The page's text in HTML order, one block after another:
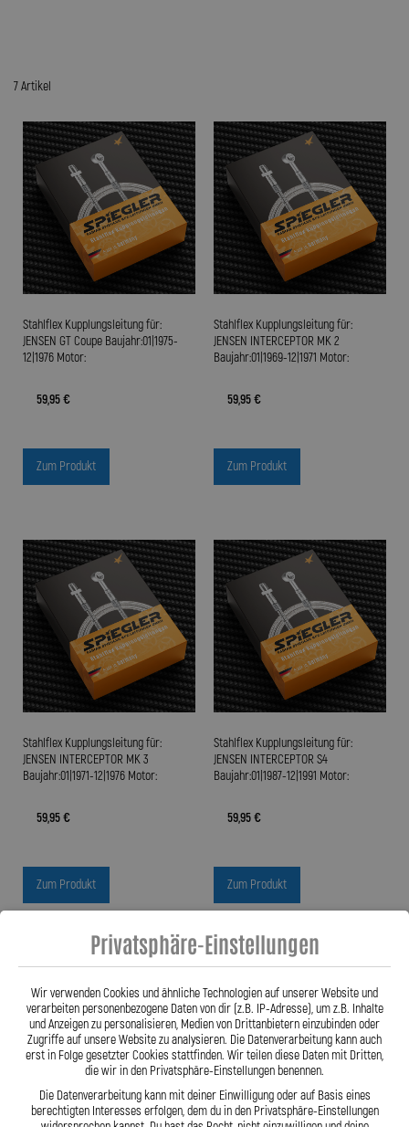
7 Artikel
Stahlflex Kupplungsleitung für:
JENSEN GT Coupe Baujahr:01|1975-
12|1976 Motor:
59,95 €
Zum Produkt
Stahlflex Kupplungsleitung für:
JENSEN INTERCEPTOR MK 2
Baujahr:01|1969-12|1971 Motor:
59,95 €
Zum Produkt
Stahlflex Kupplungsleitung für:
JENSEN INTERCEPTOR MK 3
Baujahr:01|1971-12|1976 Motor:
59,95 €
Zum Produkt
Stahlflex Kupplungsleitung für:
JENSEN INTERCEPTOR S4
Baujahr:01|1987-12|1991 Motor:
59,95 €
Zum Produkt
Privatsphäre-Einstellungen
Wir verwenden Cookies und ähnliche Technologien auf unserer Website und
verarbeiten personenbezogene Daten von dir (z.B. IP-Adresse), um z.B. Inhalte
und Anzeigen zu personalisieren, Medien von Drittanbietern einzubinden oder
Zugriffe auf unsere Website zu analysieren. Die Datenverarbeitung kann auch
erst in Folge gesetzter Cookies stattfinden. Wir teilen diese Daten mit Dritten,
die wir in den Privatsphäre-Einstellungen benennen.
Die Datenverarbeitung kann mit deiner Einwilligung oder auf Basis eines
berechtigten Interesses erfolgen, dem du in den Privatsphäre-Einstellungen